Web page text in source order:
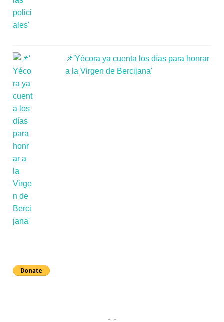
📌'Yécora ya cuenta los días para honrar
a la Virgen de Bercijana'